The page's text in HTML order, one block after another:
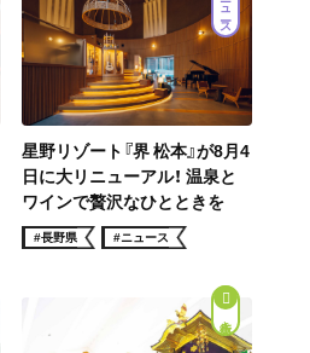
星野リゾート『界 松本』が8月4
日に大リニューアル！ 温泉と
ワインで贅沢なひとときを
#長野県 #ニュース
街歩き